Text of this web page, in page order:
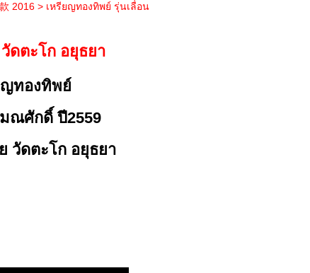
2016> เหรียญทองทิพย์ รุ่นเลื่อน
ดตะโก อยุธยา
ญทองทิพย์
ณศักดิ์ ปี2559
วัดตะโก อยุธยา